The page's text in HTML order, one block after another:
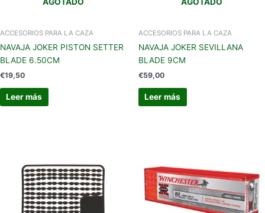
AGOTADO
ACCESORIOS PARA LA CAZA
NAVAJA JOKER PISTON SETTER
BLADE 6.50CM
€19,50
Leer más
AGOTADO
ACCESORIOS PARA LA CAZA
NAVAJA JOKER SEVILLANA
BLADE 9CM
€59,00
Leer más